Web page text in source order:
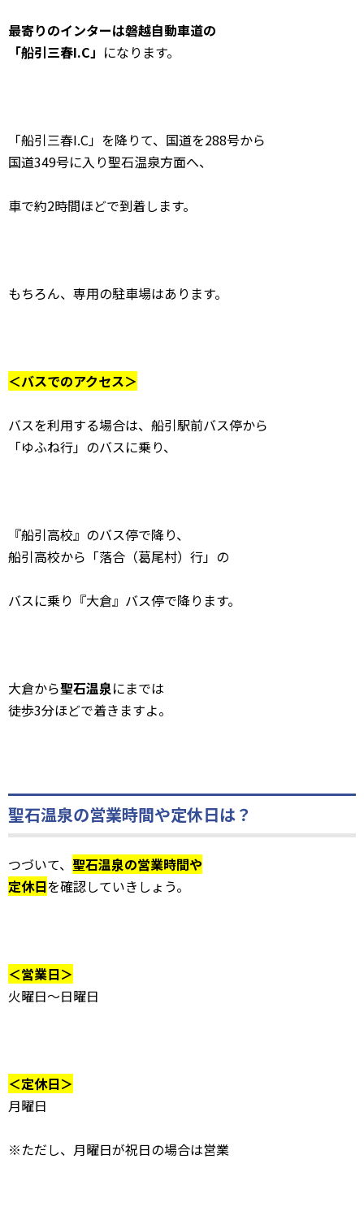
最寄りのインターは磐越自動車道の
「船引三春I.C」 になります。
「船引三春I.C」を降りて、国道を288号から
国道349号に入り聖石温泉方面へ、
車で約2時間ほどで到着します。
もちろん、専用の駐車場はあります。
＜バスでのアクセス＞
バスを利用する場合は、船引駅前バス停から
「ゆふね行」のバスに乗り、
『船引高校』のバス停で降り、
船引高校から「落合（葛尾村）行」の
バスに乗り『大倉』バス停で降ります。
大倉から聖石温泉にまでは
徒歩3分ほどで着きますよ。
聖石温泉の営業時間や定休日は？
つづいて、 聖石温泉の営業時間や
定休日を確認していきしょう。
＜営業日＞
火曜日〜日曜日
＜定休日＞
月曜日
※ただし、月曜日が祝日の場合は営業